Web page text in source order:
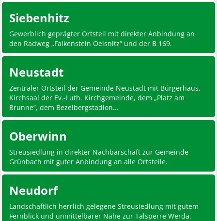
Siebenhitz
Gewerblich geprägter Ortsteil mit direkter Anbindung an
den Radweg „Falkenstein Oelsnitz“ und der B 169.
Neustadt
Zentraler Ortsteil der Gemeinde Neustadt mit Bürgerhaus,
Kirchsaal der Ev.-Luth. Kirchgemeinde, dem „Platz am
Brunne“, dem Bezelbergstadion...
Oberwinn
Streusiedlung in direkter Nachbarschaft zur Gemeinde
Grünbach mit guter Anbindung an alle Ortsteile.
Neudorf
Landschaftlich herrlich gelegene Streusiedlung mit gutem
Fernblick und unmittelbarer Nähe zur Talsperre Werda.